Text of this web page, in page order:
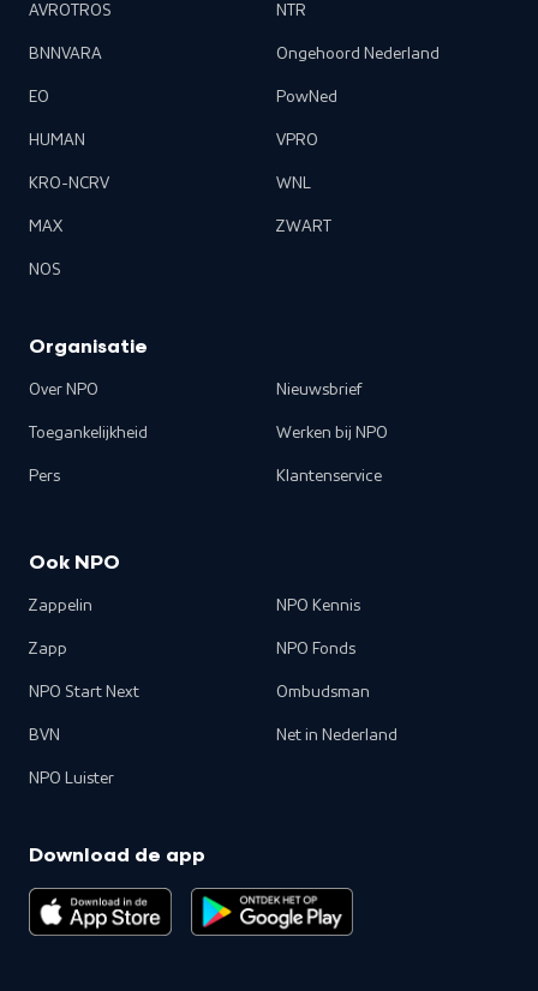
AVROTROS
BNNVARA
EO
HUMAN
KRO-NCRV
MAX
NOS
NTR
Ongehoord Nederland
PowNed
VPRO
WNL
ZWART
Organisatie
Over NPO
Toegankelijkheid
Pers
Nieuwsbrief
Werken bij NPO
Klantenservice
Ook NPO
Zappelin
Zapp
NPO Start Next
BVN
NPO Luister
NPO Kennis
NPO Fonds
Ombudsman
Net in Nederland
Download de app